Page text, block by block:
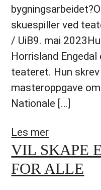
skuespiller ved
/ UiB9. mai
Horrisland
teateret. Hun
masteroppgave
Nationale […]
Les mer
VIL SKAPE
FOR ALLE